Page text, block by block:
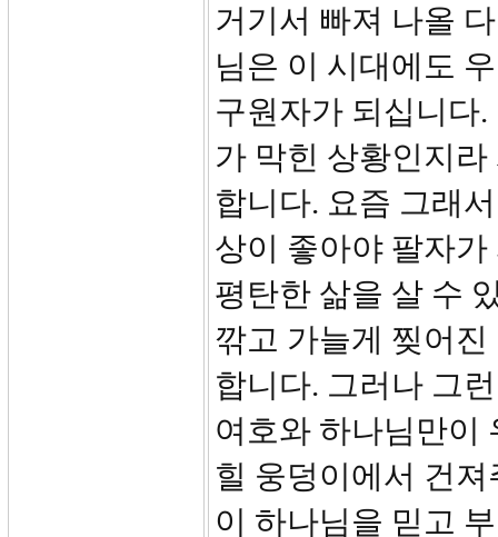
거기서 빠져 나올
님은 이 시대에도
구원자가 되십니다
가 막힌 상황인지
합니다. 요즘 그래
상이 좋아야 팔자
평탄한 삶을 살 수
깎고 가늘게 찢어
합니다. 그러나 그
여호와 하나님만이
힐 웅덩이에서 건
이 하나님을 믿고